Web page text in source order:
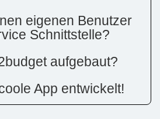
eigenen Benutzer
Schnittstelle?
aufgebaut?
App entwickelt!